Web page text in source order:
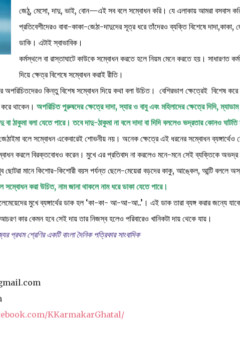
জেঠু, মেসো, দাদু, ভাই, বোন—এই সব বলে সম্বোধন করি। যে এলাকায় আমরা বসবাস করি
প্রতিবেশীদেরও বাবা-কাকা-জেঠা-দাদুদের সূত্র ধরে তাঁদেরও ব্যক্তি বিশেষে দাদা,কাকা,
ডাকি। এটাই স্বাভাবিক।
কর্মস্থলে বা রাস্তাঘাটে কাউকে সম্বোধন করতে হলে নিয়ম মেনে করতে হয়। সাধারণত
দিয়ে ক্ষেত্র বিশেষে সম্বোধন করাই রীতি।
অপরিচিতদেরও কিন্তু বিশেষ সম্বোধন দিয়ে কথা বলা উচিত। বেশিরভাগ ক্ষেত্রেই বিশেষ
থাকেন। অপরিচিত পুরুষদের ক্ষেত্রে দাদা, স্যার ও বাবু এবং মহিলাদের ক্ষেত্রে দিদি,
বা ঠাকুমা বলা যেতে পারে। তবে দাদু-ঠাকুমা না বলে দাদা বা দিদি বললেও ভদ্রতার কোনও
বলে সম্বোধন একেবারেই শোভনীয় নয়। অনেক ক্ষেত্রে এই ধরনের সম্বোধন
করলে বিরক্তবোধও করেন। মুখে এর প্রতিবাদ না করলেও মনে-মনে সেই ব্যক্তিকে
ছোটরা মানে কিশোর-কিশোরী বয়স পর্যন্ত ছেলে-মেয়েরা বড়দের কাকু, আঙ্কেল, আন্টি বললে
সম্বোধন করা উচিত, নাম জানা থাকলে নাম ধরে ডাকা যেতে পারে।
মুখে ব্যঙ্গার্থের ডাক হল ‘কা-কা- আ-আ-আ..’। এই ডাক তারা ব্যঙ্গ করার জন্যে
কার কেমন হবে সেই দায় তার নিজস্ব হলেও পরিবারেও খানিকটা দায় থেকে যায়।
প্রথম শ্রেণির একটি বাংলা দৈনিক পত্রিকার সাংবাদিক
KKarmakarGhatal/